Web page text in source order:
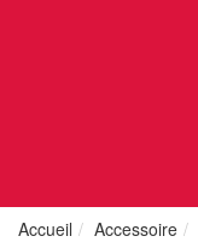
Accueil Accessoire